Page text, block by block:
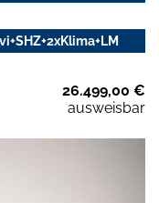
26.499,00 €
ausweisbar